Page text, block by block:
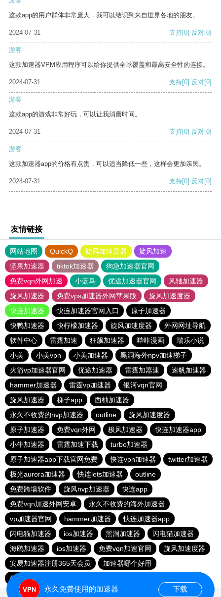
这款app的用户群体非常庞大，我可以结识到来自世界各地的朋友。
2024-07-31 支持[0] 反对[0]
游客
这款加速器VPM应用程序可以给你提供全球覆盖和最高安全性的连接。
2024-07-31 支持[0] 反对[0]
游客
这款app的游戏非常好玩，可以让我消磨时间。
2024-07-31 支持[0] 反对[0]
游客
这款加速器app的价格有点贵，可以适当降低一些，这样会更加亲民。
2024-07-31 支持[0] 反对[0]
友情链接
网站地图 QuickQ 旋风加速度器
旋风加速
坚果加速器
tiktok加速器
狗急加速器官网
免费vqn外网加速
小蓝鸟 优途加速器官网
风驰加速器
旋风加速器
免费vps加速器外网苹果版
旋风加速度器
快连加速器
快连加速器官网入口
原子加速器
快鸭加速器
快柠檬加速器 旋风加速度器
外网网址导航
软件中心
雷霆加速 狂飙加速器 哔咔漫画
瑞乐小说
小美
小美vpn 小美加速器
黑洞海外npv加速梯子
火箭vp加速器官网
优途加速器 雷霆加器速
速帆加速器
hammer加速器
雷霆vp加速器
银河vqn官网
旋风加速器
梯子app
西柚加速器
永久不收费的nvp加速器
outline
旋风加速度器
原子加速器
免费vqn外网 极风加速器
快连加速器app
小牛加速器
雷霆加速下载
turbo加速器
原子加速器app下载官网免费
快连vρn加速器
twitter加速器
极光aurora加速器
快连lets加速器
outline
免费跨墙软件
旋风nvp加速器
快连app
免费vqn加速外网安卓
永久不收费的海外加速器
vp加速器官网
hammer加速器
快连加速器app
闪电猫加速器
ios加速器 黑洞加速器
闪电猫加速器
海鸥加速器
ios加速器 免费vqn加速官网
旋风加速度器
安易加速器注册365天会员
加速器哪个好用
每天试用一小时加速器
永久免费使用的加速器 下载